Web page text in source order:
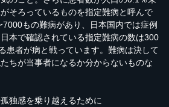
そろっているものを指定難病と呼んで
もの難病があり、日本国内では症例
本で確認されている指定難病の数は300
患者が病と戦っています。難病は決して
ちが当事者になるか分からないものな
独感を乗り越えるために